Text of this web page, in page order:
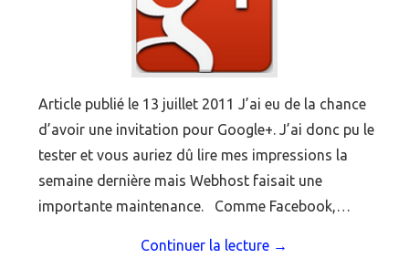
Article publié le 13 juillet 2011 J’ai eu de la chance
d’avoir une invitation pour Google+. J’ai donc pu le
tester et vous auriez dû lire mes impressions la
semaine dernière mais Webhost faisait une
importante maintenance. Comme Facebook,…
Continuer la lecture →